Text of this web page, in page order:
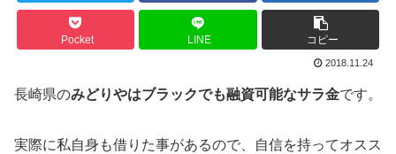
Pocket LINE コピー
2018.11.24
長崎県のみどりやはブラックでも融資可能なサラ金です。
実際に私自身も借りた事があるので、自信を持ってオスス